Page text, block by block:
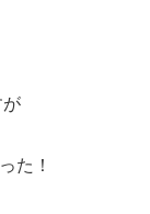
が
た！